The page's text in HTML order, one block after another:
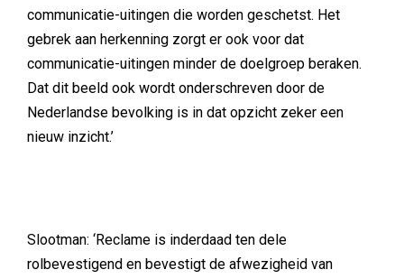
communicatie-uitingen die worden geschetst. Het
gebrek aan herkenning zorgt er ook voor dat
communicatie-uitingen minder de doelgroep beraken.
Dat dit beeld ook wordt onderschreven door de
Nederlandse bevolking is in dat opzicht zeker een
nieuw inzicht.’
Slootman: ‘Reclame is inderdaad ten dele
rolbevestigend en bevestigt de afwezigheid van